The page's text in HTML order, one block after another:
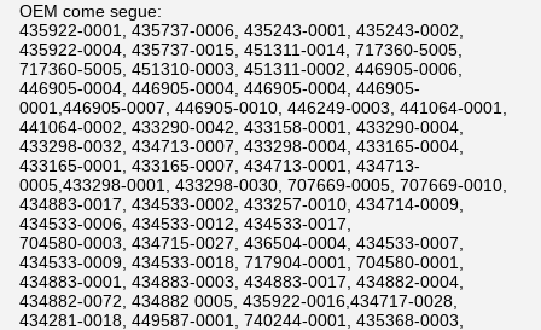
OEM come segue:
435922-0001, 435737-0006, 435243-0001, 435243-0002,
435922-0004, 435737-0015, 451311-0014, 717360-5005,
717360-5005, 451310-0003, 451311-0002, 446905-0006,
446905-0004, 446905-0004, 446905-0004, 446905-
0001,446905-0007, 446905-0010, 446249-0003, 441064-0001,
441064-0002, 433290-0042, 433158-0001, 433290-0004,
433298-0032, 434713-0007, 433298-0004, 433165-0004,
433165-0001, 433165-0007, 434713-0001, 434713-
0005,433298-0001, 433298-0030, 707669-0005, 707669-0010,
434883-0017, 434533-0002, 433257-0010, 434714-0009,
434533-0006, 434533-0012, 434533-0017,
704580-0003, 434715-0027, 436504-0004, 434533-0007,
434533-0009, 434533-0018, 717904-0001, 704580-0001,
434883-0001, 434883-0003, 434883-0017, 434882-0004,
434882-0072, 434882 0005, 435922-0016,434717-0028,
434281-0018, 449587-0001, 740244-0001, 435368-0003,